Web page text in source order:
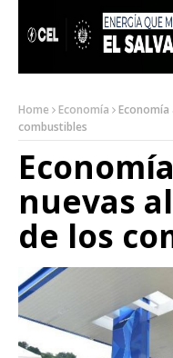
Home Economía
Economía
combustibles
nuevas
de los